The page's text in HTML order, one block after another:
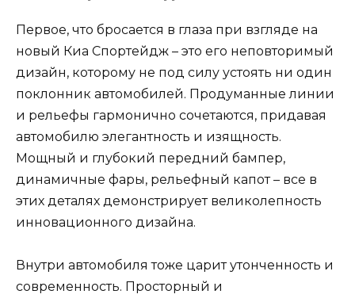
Первое, что бросается в глаза при взгляде на
новый Киа Спортейдж – это его неповторимый
дизайн, которому не под силу устоять ни один
поклонник автомобилей. Продуманные линии
и рельефы гармонично сочетаются, придавая
автомобилю элегантность и изящность.
Мощный и глубокий передний бампер,
динамичные фары, рельефный капот – все в
этих деталях демонстрирует великолепность
инновационного дизайна.
Внутри автомобиля тоже царит утонченность и
современность. Просторный и